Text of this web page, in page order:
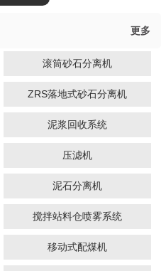
更多
滚筒砂石分离机
ZRS落地式砂石分离机
泥浆回收系统
压滤机
泥石分离机
搅拌站料仓喷雾系统
移动式配煤机